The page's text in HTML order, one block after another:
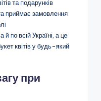
та подарунків
приймає замовлення
а й по всiй Українi, а це
квітів у будь-який
при